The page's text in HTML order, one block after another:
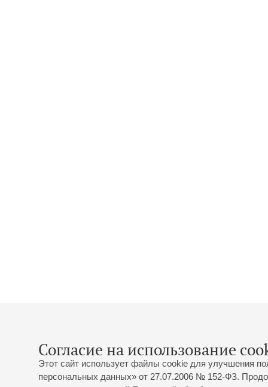
Согласие на использование
Этот сайт использует файлы cookie для улучшения
персональных данных» от 27.07.2006 № 152-ФЗ.